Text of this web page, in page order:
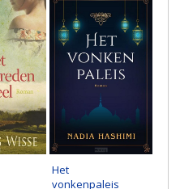
Het
vonkenpaleis